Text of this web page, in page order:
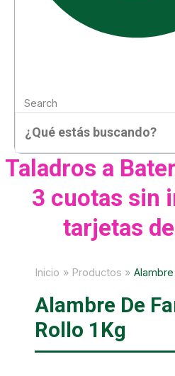
Search
Taladros a
3 cuotas sin
tarjetas
Inicio Productos Alambre
Alambre De
Rollo 1Kg